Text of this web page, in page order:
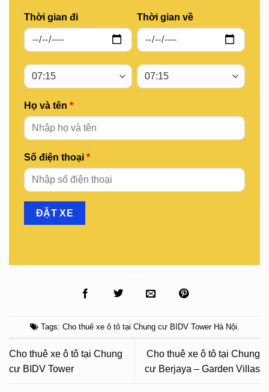
Thời gian đi Thời gian về
Họ và tên *
Số điện thoại *
Tags: Cho thuê xe ô tô tại Chung cư BIDV Tower Hà Nội
Cho thuê xe ô tô tại Chung
cư BIDV Tower
Cho thuê xe ô tô tại Chung
cư Berjaya – Garden Villas